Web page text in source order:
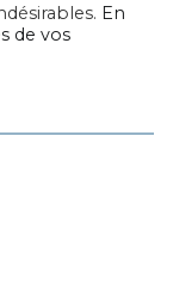
En
de vos